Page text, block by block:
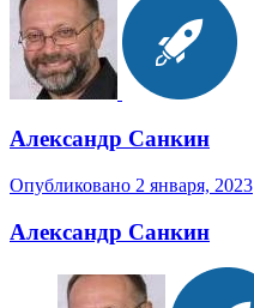
Александр Санкин
Опубликовано 2 января, 2023
Александр Санкин